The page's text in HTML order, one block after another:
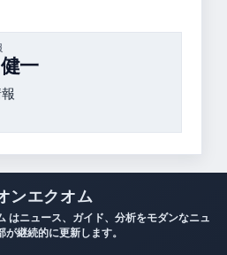
一
ンエクオム
はニュース、ガイド、分析をモダンなニュ
継続的に更新します。